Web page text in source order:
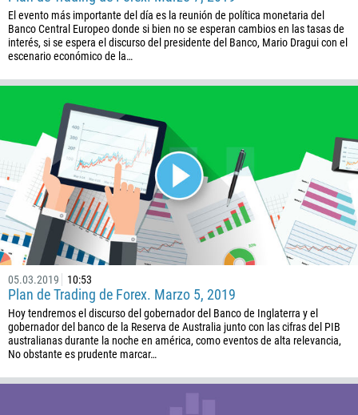
El evento más importante del día es la reunión de política monetaria del
Banco Central Europeo donde si bien no se esperan cambios en las tasas de
interés, si se espera el discurso del presidente del Banco, Mario Dragui con el
escenario económico de la…
05.03.2019 10:53
Plan de Trading de Forex. Marzo 5, 2019
Hoy tendremos el discurso del gobernador del Banco de Inglaterra y el
gobernador del banco de la Reserva de Australia junto con las cifras del PIB
australianas durante la noche en américa, como eventos de alta relevancia,
No obstante es prudente marcar…
Callback
Número telefónico
1
93
355
213
1684
376
Programar una llamada
00:00 — 23:00
Ingresa tu email
Escribe tu comentario, si es necesario